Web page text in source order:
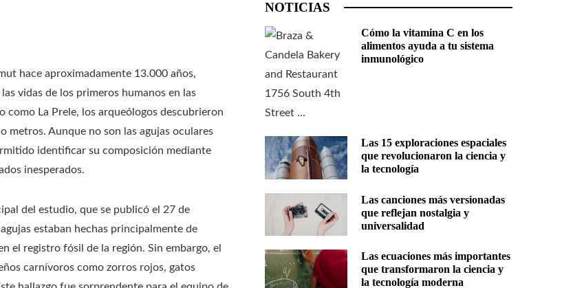
hace aproximadamente 13.000 años,
vidas de los primeros humanos en las
como La Prele, los arqueólogos descubrieron
metros. Aunque no son las agujas oculares
identificar su composición mediante
inesperados.
del estudio, que se publicó el 27 de
estaban hechas principalmente de
el registro fósil de la región. Sin embargo, el
carnívoros como zorros rojos, gatos
NOTICIAS
Cómo la vitamina C en los
alimentos ayuda a tu sistema
inmunológico
Las 15 exploraciones espaciales
que revolucionaron la ciencia y
la tecnología
Las canciones más versionadas
que reflejan nostalgia y
universalidad
Las ecuaciones más importantes
que transformaron la ciencia y
la tecnología moderna